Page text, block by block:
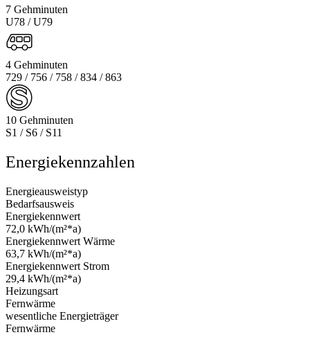
7 Gehminuten
U78 / U79
4 Gehminuten
729 / 756 / 758 / 834 / 863
10 Gehminuten
S1 / S6 / S11
Energiekennzahlen
Energieausweistyp
Bedarfsausweis
Energiekennwert
72,0 kWh/(m²*a)
Energiekennwert Wärme
63,7 kWh/(m²*a)
Energiekennwert Strom
29,4 kWh/(m²*a)
Heizungsart
Fernwärme
wesentliche Energieträger
Fernwärme